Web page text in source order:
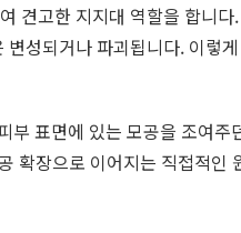
견고한 지지대 역할을 합니
성되거나 파괴됩니다. 이
표면에 있는 모공을 조여
확장으로 이어지는 직접적인